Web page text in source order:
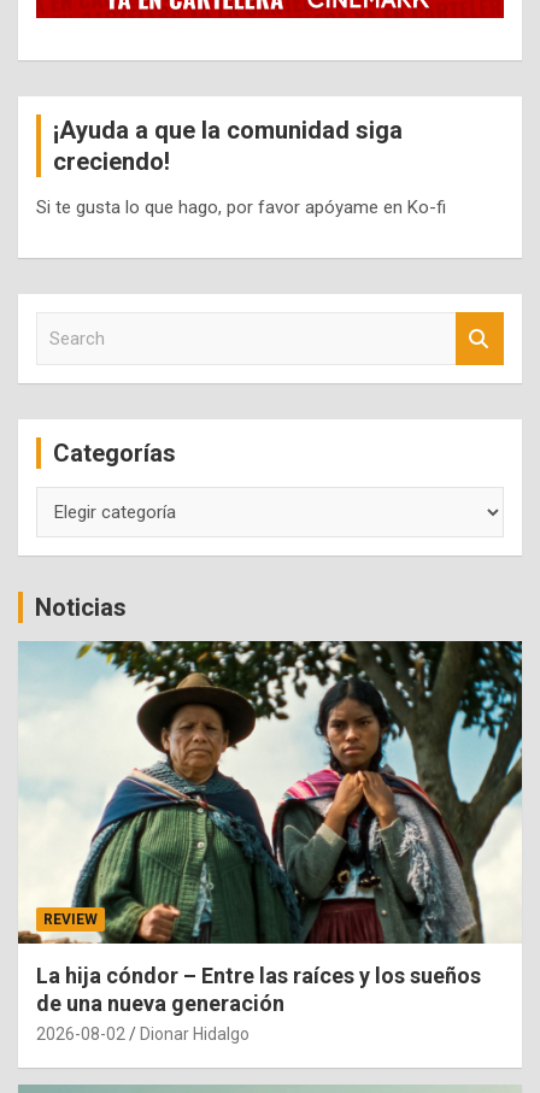
¡Ayuda a que la comunidad siga
creciendo!
Si te gusta lo que hago, por favor apóyame en Ko-fi
c
Categorías
Noticias
REVIEW
La hija cóndor – Entre las raíces y los sueños
de una nueva generación
2026-08-02 Dionar Hidalgo